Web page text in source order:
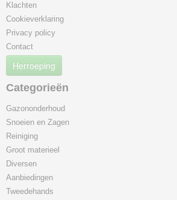
Klachten
Cookieverklaring
Privacy policy
Contact
Herroeping
Categorieën
Gazononderhoud
Snoeien en Zagen
Reiniging
Groot materieel
Diversen
Aanbiedingen
Tweedehands